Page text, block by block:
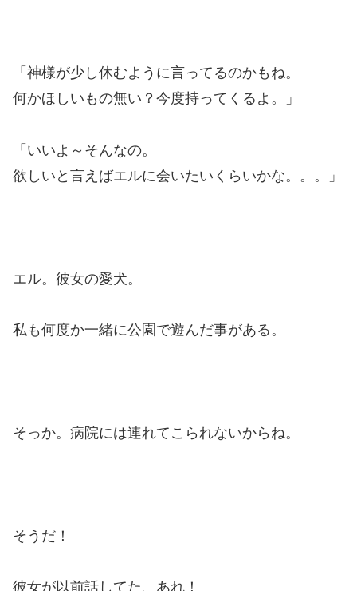
「神様が少し休むように言ってるのかもね。
何かほしいもの無い？今度持ってくるよ。」
「いいよ～そんなの。
欲しいと言えばエルに会いたいくらいかな。。。」
エル。彼女の愛犬。
私も何度か一緒に公園で遊んだ事がある。
そっか。病院には連れてこられないからね。
そうだ！
彼女が以前話してた、あれ！